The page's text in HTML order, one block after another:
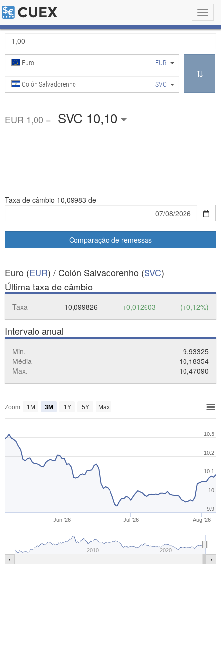
Euro EUR
Colón Salvadorenho SVC
EUR 1,00 = SVC 10,10
Taxa de câmbio 10,09983 de
Comparação de remessas
Euro (EUR) / Colón Salvadorenho (SVC)
Última taxa de câmbio
Taxa 10,099826 +0,012603 (+0,12%)
Intervalo anual
Min.
9,93325
Média
10,18354
Max.
10,47090
Jun '26 Jul '26 Aug '26
Zoom 1M 3M 1Y 5Y Max
2010 2020
9.9
10
10.1
10.2
10.3